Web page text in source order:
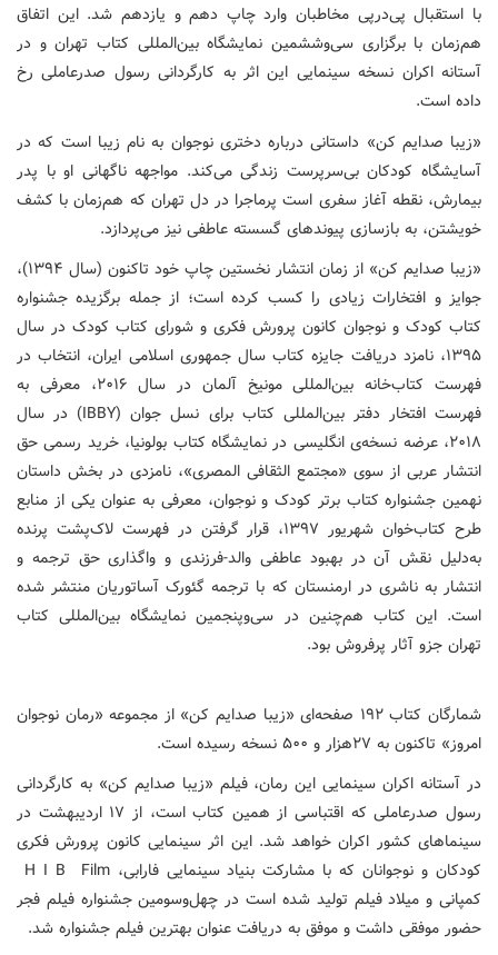
با استقبال پی‌درپی مخاطبان وارد چاپ دهم و یازدهم شد. این اتفاق
هم‌زمان با برگزاری سی‌وششمین نمایشگاه بین‌المللی کتاب تهران و در
آستانه اکران نسخه سینمایی این اثر به کارگردانی رسول صدرعاملی رخ
داده است.
«زیبا صدایم کن» داستانی درباره دختری نوجوان به نام زیبا است که در
آسایشگاه کودکان بی‌سرپرست زندگی می‌کند. مواجهه‌ ناگهانی او با پدر
بیمارش، نقطه‌ آغاز سفری است پرماجرا در دل تهران که هم‌زمان با کشف
خویشتن، به بازسازی پیوندهای گسسته عاطفی نیز می‌پردازد.
«زیبا صدایم کن» از زمان انتشار نخستین چاپ خود تاکنون (سال ۱۳۹۴)،
جوایز و افتخارات زیادی را کسب کرده است؛ از جمله برگزیده جشنواره
کتاب کودک و نوجوان کانون پرورش فکری و شورای کتاب کودک در سال
۱۳۹۵، نامزد دریافت جایزه کتاب سال جمهوری اسلامی ایران، انتخاب در
فهرست کتاب‌خانه بین‌المللی مونیخ آلمان در سال ۲۰۱۶، معرفی به
فهرست افتخار دفتر بین‌المللی کتاب برای نسل جوان (IBBY) در سال
۲۰۱۸، عرضه نسخه‌ی انگلیسی در نمایشگاه کتاب بولونیا، خرید رسمی حق
انتشار عربی از سوی «مجتمع الثقافی المصری»، نامزدی در بخش داستان
نهمین جشنواره کتاب برتر کودک و نوجوان، معرفی به عنوان یکی از منابع
طرح کتاب‌خوان شهریور ۱۳۹۷، قرار گرفتن در فهرست لاک‌پشت پرنده
به‌دلیل نقش آن در بهبود عاطفی والد-فرزندی و واگذاری حق ترجمه و
انتشار به ناشری در ارمنستان که با ترجمه گئورک آساتوریان منتشر شده
است. این کتاب هم‌چنین در سی‌وپنجمین نمایشگاه بین‌المللی کتاب
تهران جزو آثار پرفروش بود.
شمارگان کتاب ۱۹۲ صفحه‌ای «زیبا صدایم کن» از مجموعه «رمان نوجوان
امروز» تاکنون به ۲۷هزار و ۵۰۰ نسخه رسیده است.
در آستانه اکران سینمایی این رمان، فیلم «زیبا صدایم کن» به کارگردانی
رسول صدرعاملی که اقتباسی از همین کتاب است، از ۱۷ اردیبهشت در
سینماهای کشور اکران خواهد شد. این اثر سینمایی کانون پرورش فکری
کمپانی و میلاد فیلم تولید شده است در چهل‌وسومین جشنواره فیلم فجر
حضور موفقی داشت و موفق به دریافت عنوان بهترین فیلم جشنواره شد.